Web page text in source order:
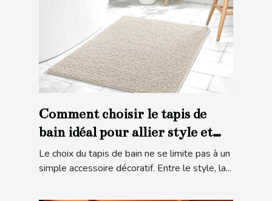
Comment choisir le tapis de
bain idéal pour allier style et
sécurité ?
Le choix du tapis de bain ne se limite pas à un
simple accessoire décoratif. Entre le style, la...